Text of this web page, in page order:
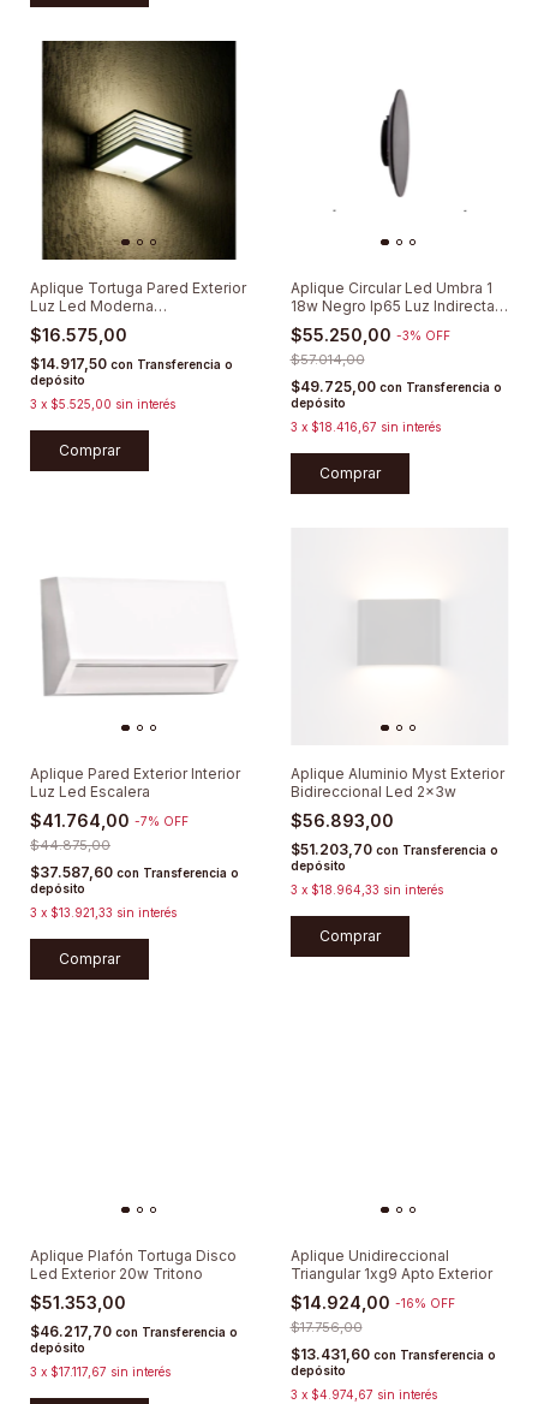
Aplique Tortuga Pared Exterior
Luz Led Moderna
Bidireccional
$16.575,00
$14.917,50 con Transferencia o
depósito
3 x $5.525,00 sin interés
Comprar
Aplique Circular Led Umbra 1
18w Negro Ip65 Luz Indirecta
Tritono
$55.250,00 -3% OFF
$57.014,00
$49.725,00 con Transferencia o
depósito
3 x $18.416,67 sin interés
Aplique Pared Exterior Interior
Luz Led Escalera
$41.764,00 -7% OFF
$44.875,00
$37.587,60 con Transferencia o
depósito
3 x $13.921,33 sin interés
Comprar
Aplique Aluminio Myst Exterior
Bidireccional Led 2x3w
$56.893,00
$51.203,70 con Transferencia o
depósito
3 x $18.964,33 sin interés
Comprar
Aplique Plafón Tortuga Disco
Led Exterior 20w Tritono
$51.353,00
$46.217,70 con Transferencia o
depósito
3 x $17.117,67 sin interés
Aplique Unidireccional
Triangular 1xg9 Apto Exterior
$14.924,00 -16% OFF
$17.756,00
$13.431,60 con Transferencia o
depósito
3 x $4.974,67 sin interés